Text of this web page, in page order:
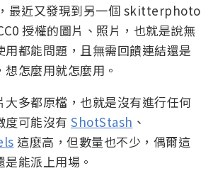
最近又發現到另一個 skitterphoto
授權的圖片、照片，也就是說無
都能問題，且無需回饋連結還是
怎麼用就怎麼用。
大多都原檔，也就是沒有進行任何
度可能沒有 ShotStash 、
這麼高，但數量也不少，偶爾這
能派上用場。